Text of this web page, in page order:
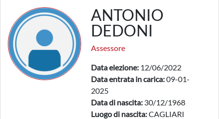
ANTONIO
DEDONI
Assessore
Data elezione: 12/06/2022
Data entrata in carica:09-01-
2025
Data di nascita: 30/12/1968
Luogo di nascita:CAGLIARI